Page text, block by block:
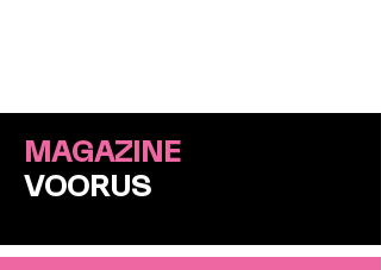
MAGAZINE
VOORUS